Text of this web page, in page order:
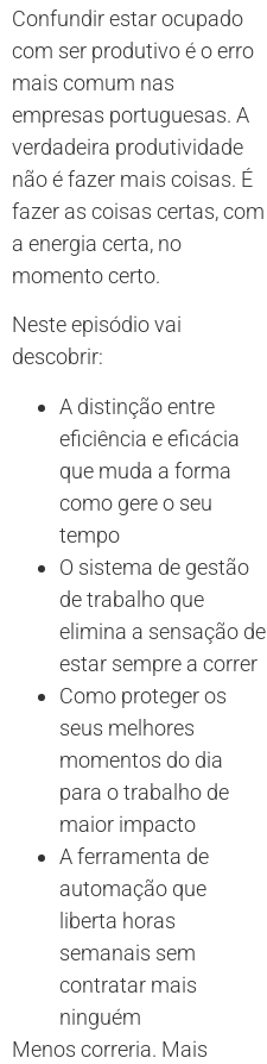
Confundir estar ocupado
com ser produtivo é o erro
mais comum nas
empresas portuguesas. A
verdadeira produtividade
não é fazer mais coisas. É
fazer as coisas certas, com
a energia certa, no
momento certo.
Neste episódio vai
descobrir:
A distinção entre
eficiência e eficácia
que muda a forma
como gere o seu
tempo
O sistema de gestão
de trabalho que
elimina a sensação de
estar sempre a correr
Como proteger os
seus melhores
momentos do dia
para o trabalho de
maior impacto
A ferramenta de
automação que
liberta horas
semanais sem
contratar mais
ninguém
Menos correria. Mais